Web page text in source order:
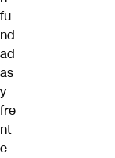
fu
nd
ad
as
y
fre
nt
e